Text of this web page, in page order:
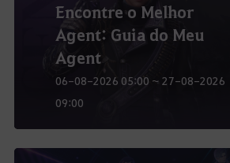
Encontre o Melhor
Agent: Guia do Meu
Agent
06-08-2026 05:00 ~ 27-08-2026
09:00